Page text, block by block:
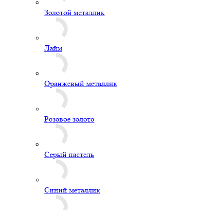
Синий металлик
Сиреневый металлик
Тиффани
Фиолетовый металлик
Фуксия
Фуксия металлик
Голубой